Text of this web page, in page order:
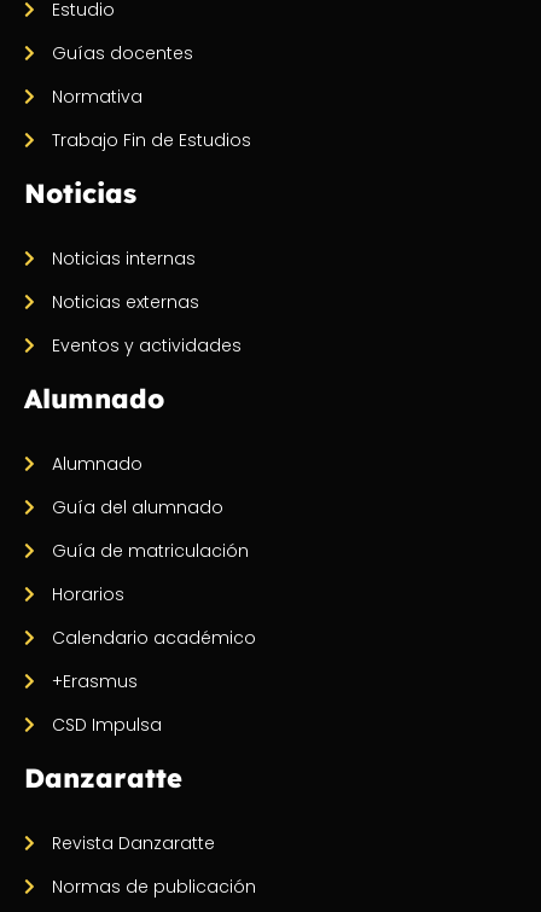
Estudio
Guías docentes
Normativa
Trabajo Fin de Estudios
Noticias
Noticias internas
Noticias externas
Eventos y actividades
Alumnado
Alumnado
Guía del alumnado
Guía de matriculación
Horarios
Calendario académico
+Erasmus
CSD Impulsa
Danzaratte
Revista Danzaratte
Normas de publicación